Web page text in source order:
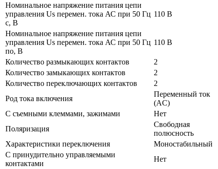
Номинальное напряжение питания цепи
управления Us перемен. тока АС при 50 Гц
с, В
110 В
Номинальное напряжение питания цепи
управления Us перемен. тока АС при 50 Гц
по, В
110 В
Количество размыкающих контактов
2
Количество замыкающих контактов
2
Количество переключающих контактов
2
Род тока включения
Переменный ток
(AC)
С съемными клеммами, зажимами
Нет
Поляризация
Свободная
полюсность
Характеристики переключения
Моностабильный
С принудительно управляемыми
контактами
Нет